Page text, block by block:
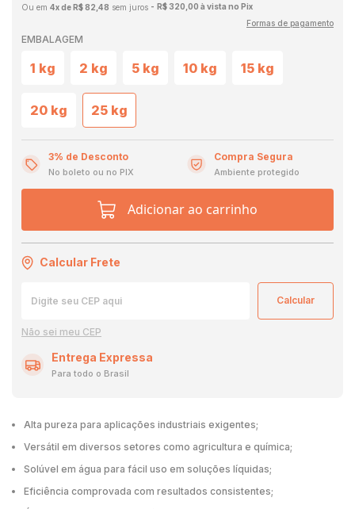
4x de R$ 82,48 sem juros
R$ 320,00 à vista no Pix
Formas de pagamento
EMBALAGEM
1 kg 2 kg 5 kg 10 kg 15 kg
20 kg 25 kg
3% de Desconto
No boleto ou no PIX
Compra Segura
Ambiente protegido
Adicionar ao carrinho
Calcular Frete
Não sei meu CEP
Entrega Expressa
Para todo o Brasil
Alta pureza para aplicações industriais exigentes;
Versátil em diversos setores como agricultura e química;
Solúvel em água para fácil uso em soluções líquidas;
Eficiência comprovada com resultados consistentes;